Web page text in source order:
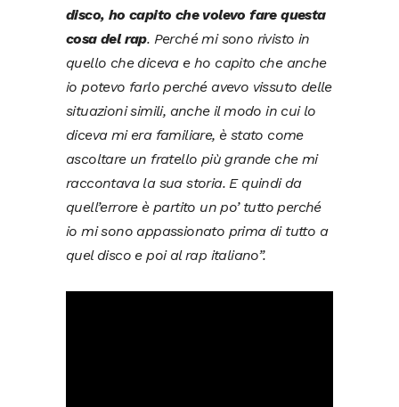
disco, ho capito che volevo fare questa
cosa del rap. Perché mi sono rivisto in
quello che diceva e ho capito che anche
io potevo farlo perché avevo vissuto delle
situazioni simili, anche il modo in cui lo
diceva mi era familiare, è stato come
ascoltare un fratello più grande che mi
raccontava la sua storia. E quindi da
quell’errore è partito un po’ tutto perché
io mi sono appassionato prima di tutto a
quel disco e poi al rap italiano”.